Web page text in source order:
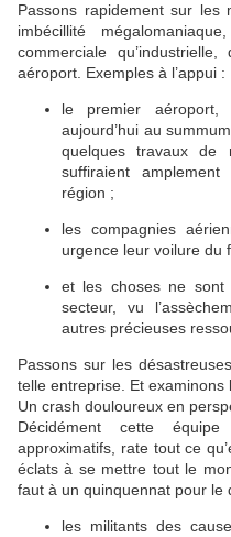
Passons rapidement sur les
imbécillité
commerciale
aéroport. Exemples à l’appui :
le premier aéroport,
aujourd’hui au
quelques travaux de
suffiraient
région ;
les compagnies
urgence leur voilure du
et les choses ne sont
secteur, vu
autres précieuses
Passons sur les
telle entreprise. Et examinons
Un crash douloureux en
Décidément cette
approximatifs, rate tout ce
éclats à se mettre tout le
faut à un quinquennat pour le
les militants des